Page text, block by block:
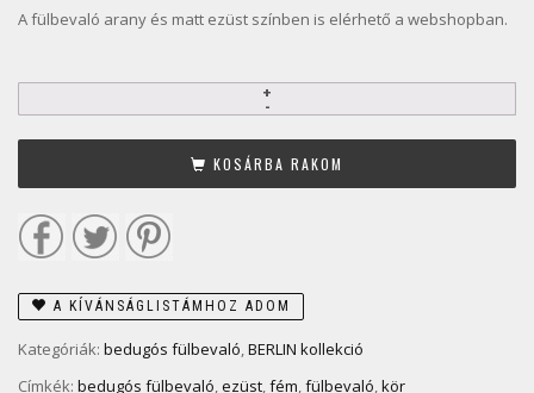
A fülbevaló arany és matt ezüst színben is elérhető a webshopban.
KOSÁRBA RAKOM
A KÍVÁNSÁGLISTÁMHOZ ADOM
Kategóriák: bedugós fülbevaló,BERLIN kollekció
Címkék: bedugós fülbevaló,ezüst,fém,fülbevaló,kör